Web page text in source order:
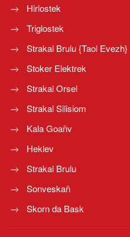
Hirlostek
Triglostek
Strakal Brulu {Taol Evezh}
Stoker Elektrek
Strakal Orsel
Strakal Silisiom
Kala Goañv
Heklev
Strakal Brulu
Sonveskañ
Skorn da Bask